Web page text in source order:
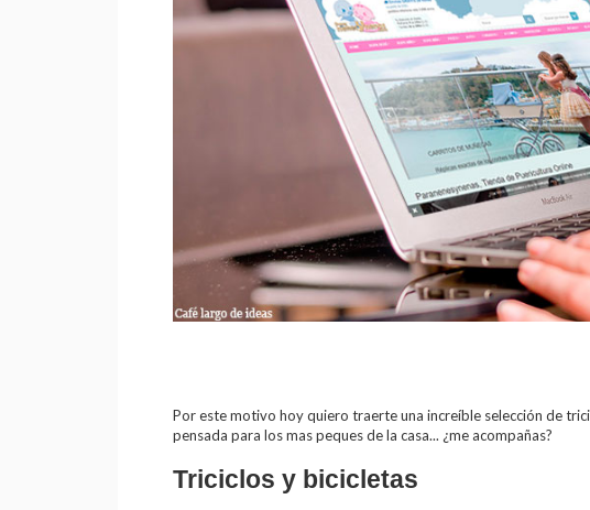
Por este motivo hoy quiero traerte una increíble selección de
pensada para los mas peques de la casa... ¿me acompañas?
Triciclos y bicicletas